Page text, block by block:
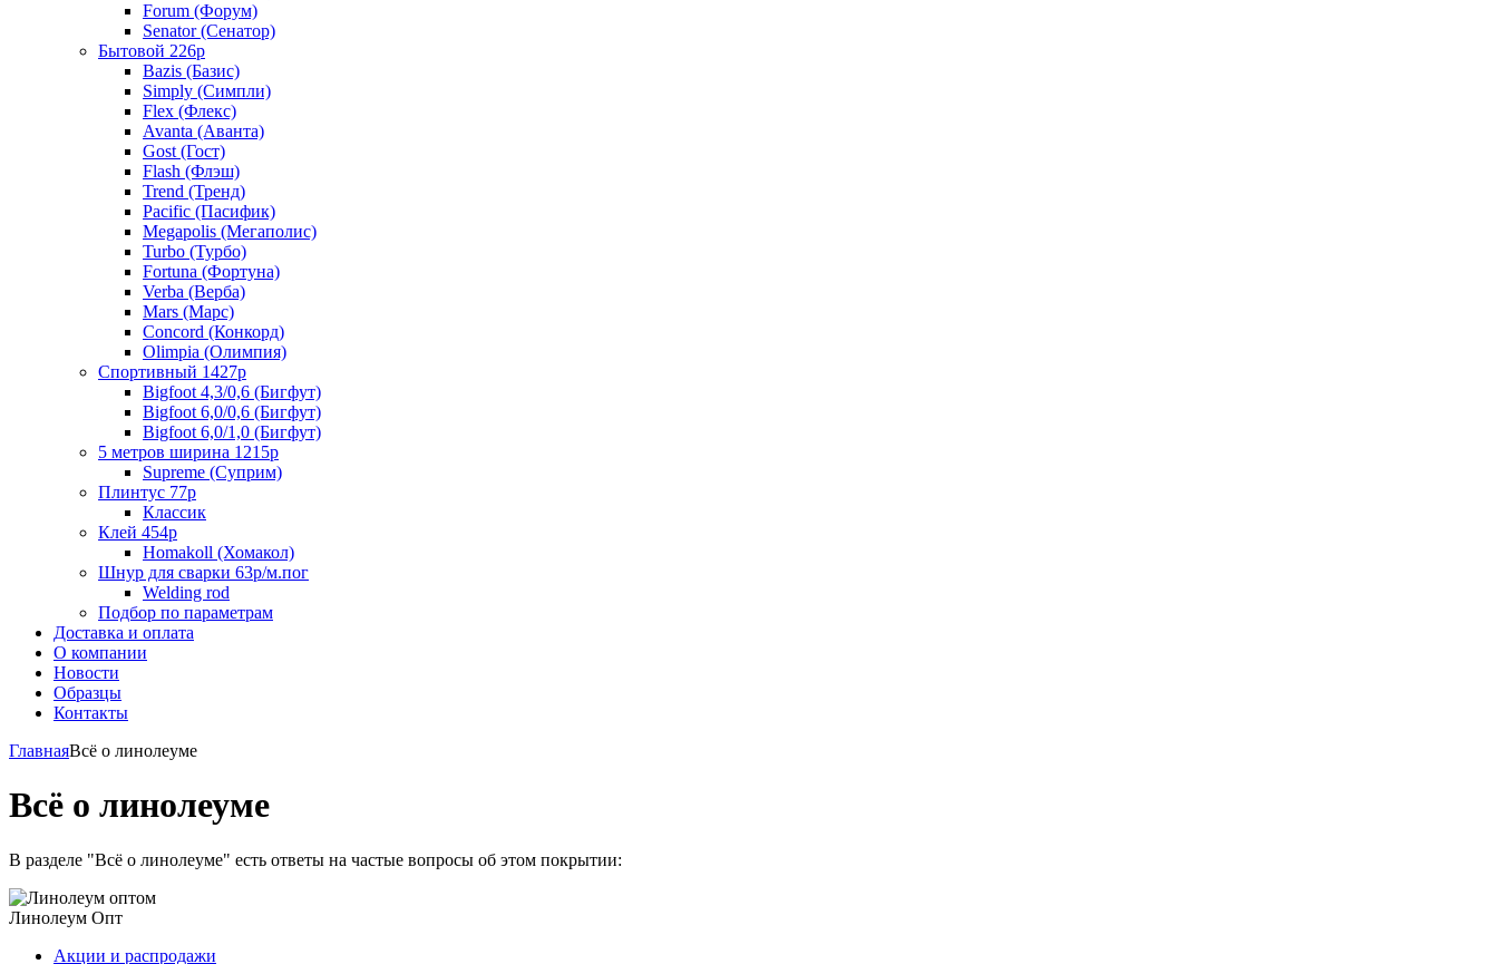
Forum (Форум)
Senator (Сенатор)
Бытовой 226р
Bazis (Базис)
Simply (Симпли)
Flex (Флекс)
Avanta (Аванта)
Gost (Гост)
Flash (Флэш)
Trend (Тренд)
Pacific (Пасифик)
Megapolis (Мегаполис)
Turbo (Турбо)
Fortuna (Фортуна)
Verba (Верба)
Mars (Марс)
Concord (Конкорд)
Olimpia (Олимпия)
Спортивный 1427р
Bigfoot 4,3/0,6 (Бигфут)
Bigfoot 6,0/0,6 (Бигфут)
Bigfoot 6,0/1,0 (Бигфут)
5 метров ширина 1215р
Supreme (Суприм)
Плинтус 77р
Классик
Клей 454р
Homakoll (Хомакол)
Шнур для сварки 63р/м.пог
Welding rod
Подбор по параметрам
Доставка и оплата
О компании
Новости
Образцы
Контакты
ГлавнаяВсё о линолеуме
Всё о линолеуме
В разделе "Всё о линолеуме" есть ответы на частые вопросы об этом покрытии:
Линолеум Опт
Акции и распродажи